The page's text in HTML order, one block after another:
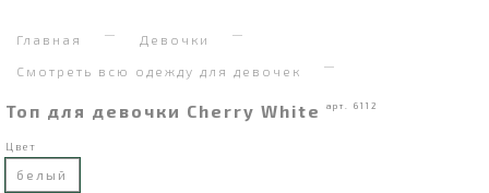
Главная Девочки
Смотреть всю одежду для девочек
Топ для девочки Cherry White арт. 6112
Цвет
белый